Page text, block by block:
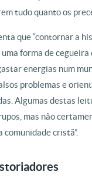
tudo quanto os
que “contornar a
forma de cegueira
energias num
problemas e
Algumas destas
mas não
comunidade cristã”.